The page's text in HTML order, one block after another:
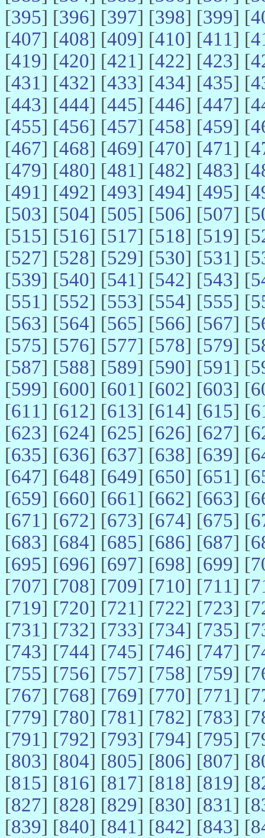
[395] [396] [397] [398] [399] [
[407] [408] [409] [410] [411] [
[419] [420] [421] [422] [423] [
[431] [432] [433] [434] [435] [
[443] [444] [445] [446] [447] [
[455] [456] [457] [458] [459] [
[467] [468] [469] [470] [471] [
[479] [480] [481] [482] [483] [
[491] [492] [493] [494] [495] [
[503] [504] [505] [506] [507] [
[515] [516] [517] [518] [519] [
[527] [528] [529] [530] [531] [
[539] [540] [541] [542] [543] [
[551] [552] [553] [554] [555] [
[563] [564] [565] [566] [567] [
[575] [576] [577] [578] [579] [
[587] [588] [589] [590] [591] [
[599] [600] [601] [602] [603] [
[611] [612] [613] [614] [615] [
[623] [624] [625] [626] [627] [
[635] [636] [637] [638] [639] [
[647] [648] [649] [650] [651] [
[659] [660] [661] [662] [663] [
[671] [672] [673] [674] [675] [
[683] [684] [685] [686] [687] [
[695] [696] [697] [698] [699] [
[707] [708] [709] [710] [711] [
[719] [720] [721] [722] [723] [
[731] [732] [733] [734] [735] [
[743] [744] [745] [746] [747] [
[755] [756] [757] [758] [759] [
[767] [768] [769] [770] [771] [
[779] [780] [781] [782] [783] [
[791] [792] [793] [794] [795] [
[803] [804] [805] [806] [807] [
[815] [816] [817] [818] [819] [
[827] [828] [829] [830] [831] [
[839] [840] [841] [842] [843] [